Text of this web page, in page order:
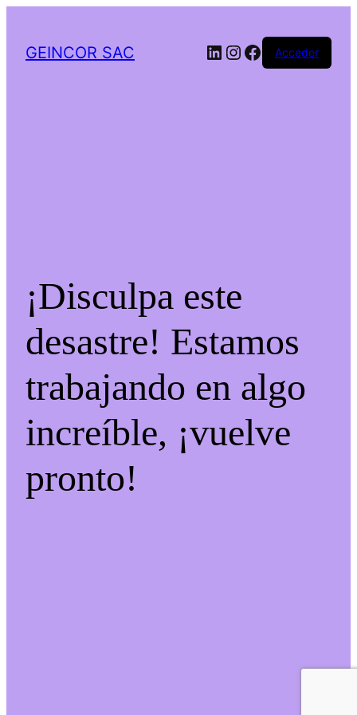
GEINCOR SAC LinkedIn
Instagram
Facebook
Acceder
¡Disculpa este
desastre! Estamos
trabajando en algo
increíble, ¡vuelve
pronto!